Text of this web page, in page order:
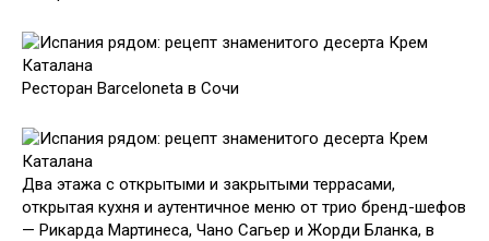
Ресторан Barceloneta в Сочи
Два этажа с открытыми и закрытыми террасами,
открытая кухня и аутентичное меню от трио бренд-шефов
— Рикарда Мартинеса, Чано Сагьер и Жорди Бланка, в